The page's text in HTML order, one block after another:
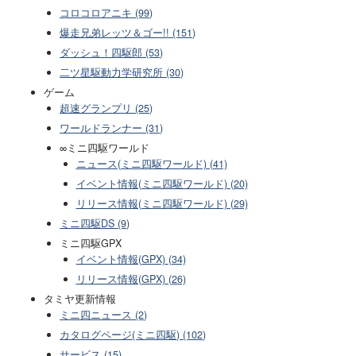
コロコロアニキ (99)
爆走兄弟レッツ＆ゴー!! (151)
ダッシュ！四駆郎 (53)
二ツ星駆動力学研究所 (30)
ゲーム
超速グランプリ (25)
ワールドランナー (31)
∞ミニ四駆ワールド
ニュース(ミニ四駆ワールド) (41)
イベント情報(ミニ四駆ワールド) (20)
リリース情報(ミニ四駆ワールド) (29)
ミニ四駆DS (9)
ミニ四駆GPX
イベント情報(GPX) (34)
リリース情報(GPX) (26)
タミヤ更新情報
ミニ四ニュース (2)
カタログページ(ミニ四駆) (102)